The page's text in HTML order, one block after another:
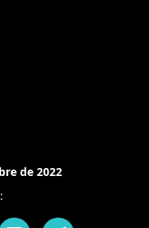
de 2022